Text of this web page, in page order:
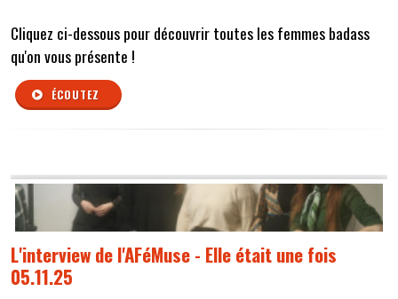
Cliquez ci-dessous pour découvrir toutes les femmes badass
qu'on vous présente !
ÉCOUTEZ
L'interview de l'AFéMuse - Elle était une fois
05.11.25